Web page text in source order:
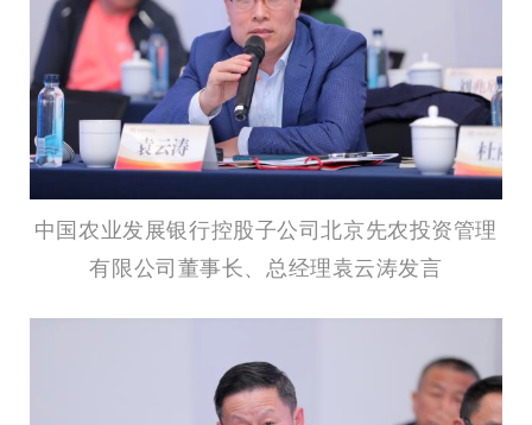
中国农业发展银行控股子公司北京先农投资管理
有限公司董事长、总经理袁云涛发言